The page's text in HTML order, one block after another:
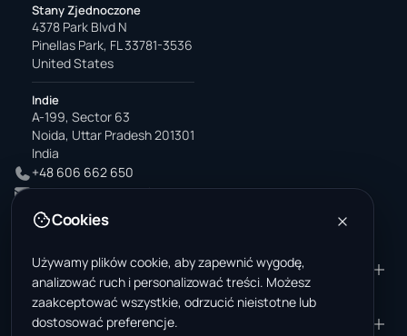
Stany Zjednoczone
4378 Park Blvd N
Pinellas Park, FL 33781-3536
United States
Indie
A-199, Sector 63
Noida, Uttar Pradesh 201301
India
+48 606 662 650
support@wastemarkt.com
office@wastemarkt.com
PRODUKT
Marketplace
Materiały — sprzedaż
ZASOBY
Akademia dostawcy
FIRMA
Cookies
Używamy plików cookie, aby zapewnić wygodę,
analizować ruch i personalizować treści. Możesz
zaakceptować wszystkie, odrzucić nieistotne lub
dostosować preferencje.